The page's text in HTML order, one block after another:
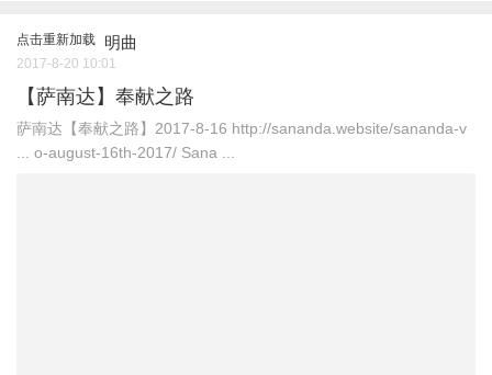
点击重新加载 明曲
2017-8-20 10:01
【萨南达】奉献之路
萨南达【奉献之路】2017-8-16 http://sananda.website/sananda-v
... o-august-16th-2017/ Sana ...